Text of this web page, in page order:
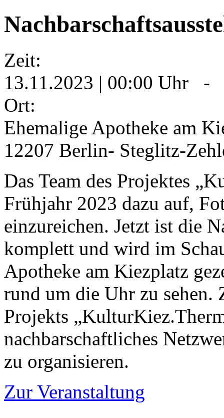
Zeit:
13.11.2023 | 00:00 Uhr -
Ort:
Ehemalige Apotheke am
12207 Berlin- Steglitz-
Das Team des Projektes
Frühjahr 2023 dazu auf,
einzureichen. Jetzt ist die
komplett und wird im
Apotheke am Kiezplatz
rund um die Uhr zu sehen.
Projekts
nachbarschaftliches
zu organisieren.
Zur Veranstaltung